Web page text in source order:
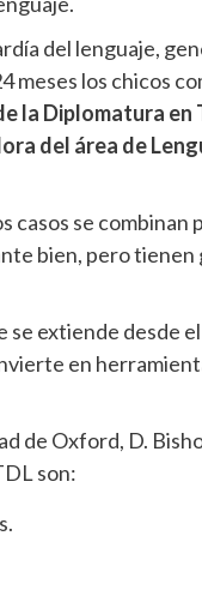
del lenguaje,
meses los chicos
la Diplomatura en
del área de
casos se
bien, pero
extiende desde
en
de Oxford, D.
son: